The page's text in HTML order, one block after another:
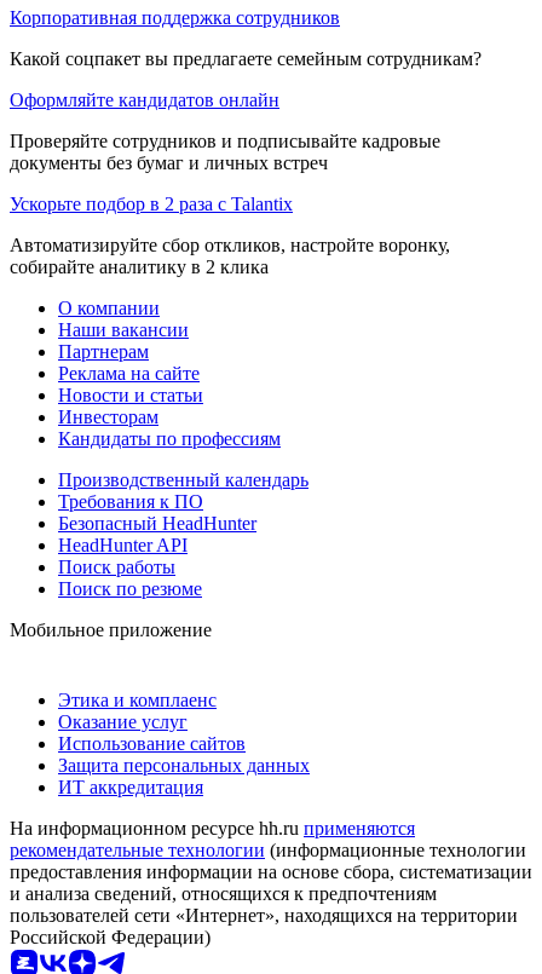
Корпоративная поддержка сотрудников
Какой соцпакет вы предлагаете семейным сотрудникам?
Оформляйте кандидатов онлайн
Проверяйте сотрудников и подписывайте кадровые
документы без бумаг и личных встреч
Ускорьте подбор в 2 раза с Talantix
Автоматизируйте сбор откликов, настройте воронку,
собирайте аналитику в 2 клика
О компании
Наши вакансии
Партнерам
Реклама на сайте
Новости и статьи
Инвесторам
Кандидаты по профессиям
Производственный календарь
Требования к ПО
Безопасный HeadHunter
HeadHunter API
Поиск работы
Поиск по резюме
Мобильное приложение
Этика и комплаенс
Оказание услуг
Использование сайтов
Защита персональных данных
ИТ аккредитация
На информационном ресурсе hh.ru применяются
рекомендательные технологии (информационные технологии
предоставления информации на основе сбора, систематизации
и анализа сведений, относящихся к предпочтениям
пользователей сети «Интернет», находящихся на территории
Российской Федерации)